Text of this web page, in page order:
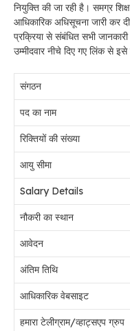
नियुक्ति की जा रही है। समग्र
आधिकारिक अधिसूचना जारी कर
प्रक्रिया से संबंधित सभी
उम्मीदवार नीचे दिए गए लिंक से
संगठन
पद का नाम
रिक्तियों की संख्या
आयु सीमा
Salary Details
नौकरी का स्थान
आवेदन
अंतिम तिथि
आधिकारिक वेबसाइट
हमारा टेलीग्राम/व्हाट्सएप ग्रुप